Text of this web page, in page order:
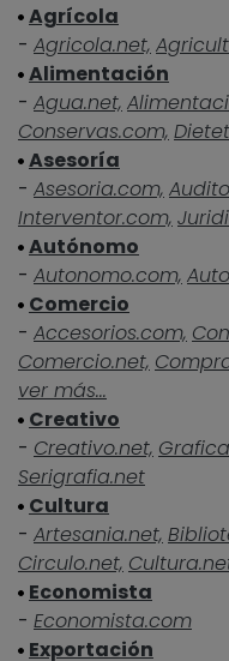
Agrícola
- Agricola.net,
Alimentación
- Agua.net,
Conservas.com,
Asesoría
- Asesoria.com,
Interventor.com,
Autónomo
- Autonomo.com,
Comercio
- Accesorios.com,
Comercio.net,
ver más...
Creativo
- Creativo.net,
Serigrafia.net
Cultura
- Artesania.net,
Circulo.net,
Economista
- Economista.com
Exportación